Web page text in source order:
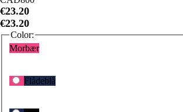
€23.20
€23.20
Color:
Morbær
Flådeblå